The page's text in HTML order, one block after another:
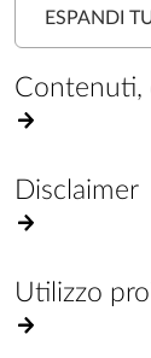
ESPANDI
Contenuti,
Disclaimer
Utilizzo